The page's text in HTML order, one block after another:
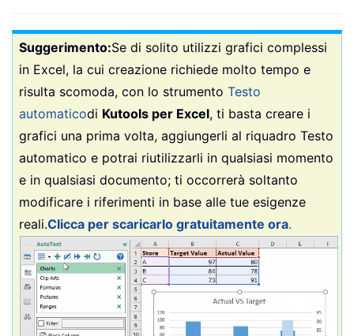
Suggerimento:Se di solito utilizzi grafici complessi
in Excel, la cui creazione richiede molto tempo e
risulta scomoda, con lo strumento Testo
automaticodi Kutools per Excel, ti basta creare i
grafici una prima volta, aggiungerli al riquadro Testo
automatico e potrai riutilizzarli in qualsiasi momento
e in qualsiasi documento; ti occorrerà soltanto
modificare i riferimenti in base alle tue esigenze
reali.Clicca per scaricarlo gratuitamente ora.